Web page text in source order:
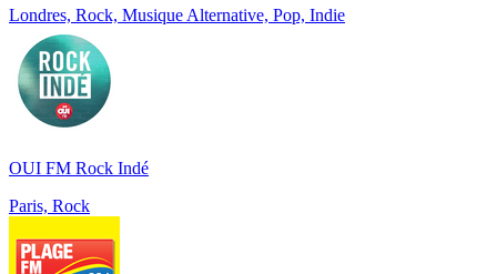
Londres, Rock, Musique Alternative, Pop, Indie
OUI FM Rock Indé
Paris, Rock